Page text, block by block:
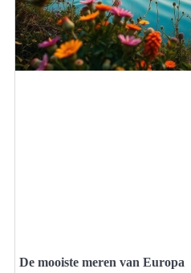
De mooiste meren van Europa